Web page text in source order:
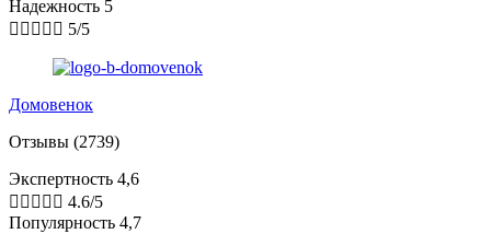
Надежность 5
     5/5
Домовенок
Отзывы (2739)
Экспертность 4,6
     4.6/5
Популярность 4,7